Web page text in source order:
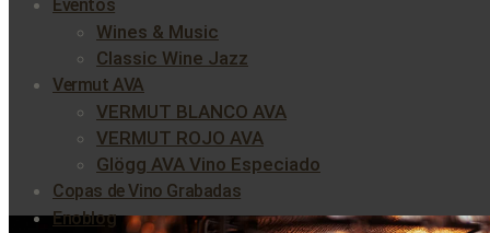
Eventos
Wines & Music
Classic Wine Jazz
Vermut AVA
VERMUT BLANCO AVA
VERMUT ROJO AVA
Glögg AVA Vino Especiado
Copas de Vino Grabadas
Enoblog